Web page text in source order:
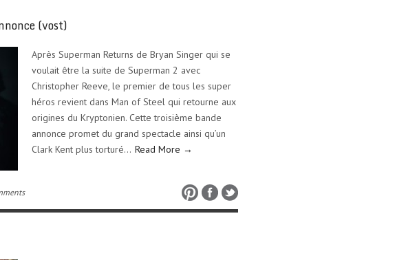
(vost)
Après Superman Returns de Bryan Singer qui se
voulait être la suite de Superman 2 avec
Christopher Reeve, le premier de tous les super
héros revient dans Man of Steel qui retourne aux
origines du Kryptonien. Cette troisième bande
annonce promet du grand spectacle ainsi qu’un
Clark Kent plus torturé… Read More →